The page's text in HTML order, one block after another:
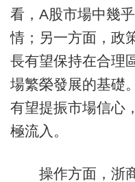
看，A股市場中幾
情；另一方面，政
長有望保持在合理
場繁榮發展的基礎
有望提振市場信心
極流入。
操作方面，浙商